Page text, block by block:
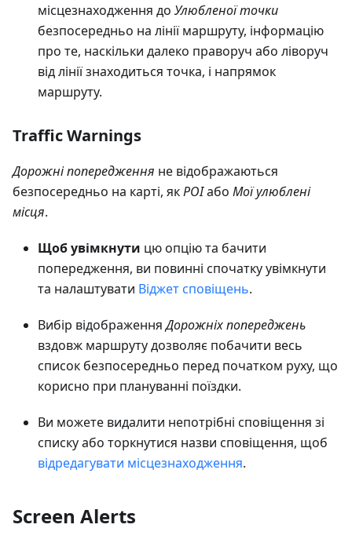
місцезнаходження до Улюбленої точки
безпосередньо на лінії маршруту, інформацію
про те, наскільки далеко праворуч або ліворуч
від лінії знаходиться точка, і напрямок
маршруту.
Traffic Warnings
Дорожні попередження не відображаються
безпосередньо на карті, якPOIабо Мої улюблені
місця.
Щоб увімкнути цю опцію та бачити
попередження, ви повинні спочатку увімкнути
та налаштувати Віджет сповіщень.
Вибір відображенняДорожніх попереджень
вздовж маршруту дозволяє побачити весь
список безпосередньо перед початком руху, що
корисно при плануванні поїздки.
Ви можете видалити непотрібні сповіщення зі
списку або торкнутися назви сповіщення, щоб
відредагувати місцезнаходження.
Screen Alerts